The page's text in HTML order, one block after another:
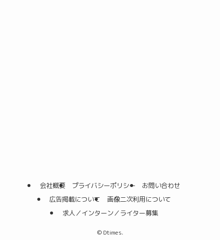
会社概要 プライバシーポリシー
お問い合わせ
広告掲載について
画像二次利用について
求人／インターン／ライター募集
©Dtimes.